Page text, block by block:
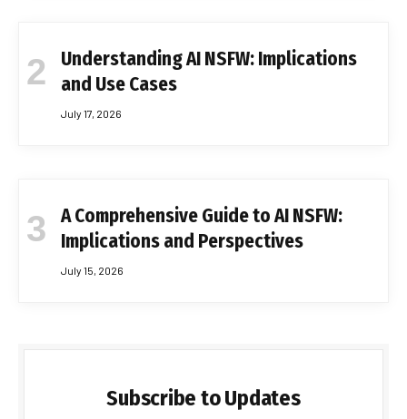
Understanding AI NSFW: Implications
and Use Cases
July 17, 2026
A Comprehensive Guide to AI NSFW:
Implications and Perspectives
July 15, 2026
Subscribe to Updates